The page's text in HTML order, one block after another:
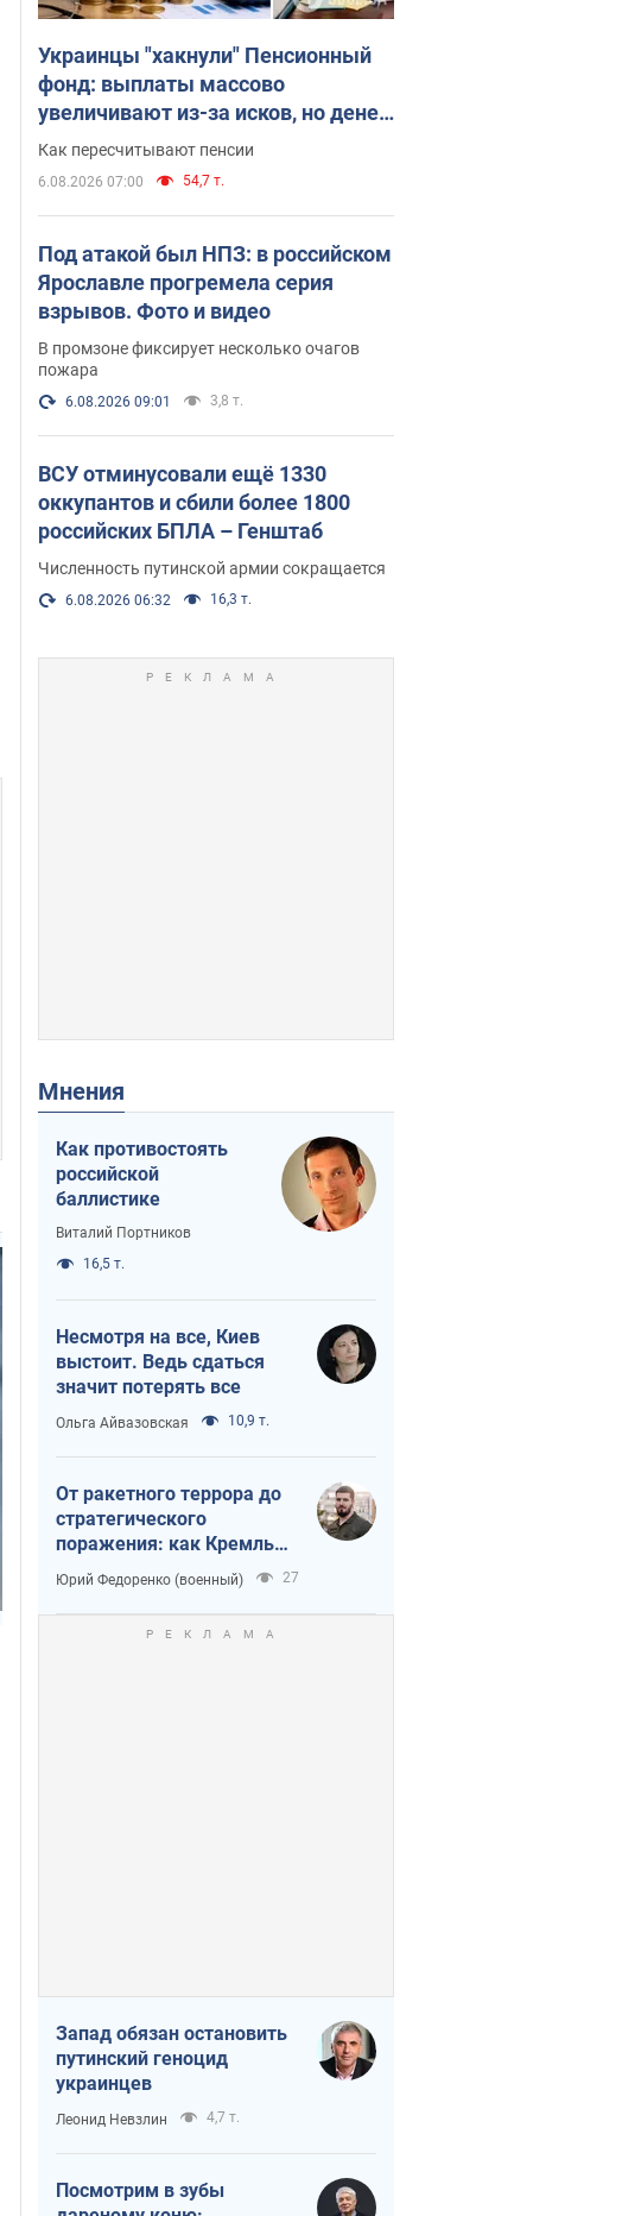
Украинцы "хакнули" Пенсионный
фонд: выплаты массово
увеличивают из-за исков, но денег
не хватает
Как пересчитывают пенсии
6.08.2026 07:00 54,7 т.
Под атакой был НПЗ: в российском
Ярославле прогремела серия
взрывов. Фото и видео
В промзоне фиксирует несколько очагов
пожара
6.08.2026 09:01 3,8 т.
ВСУ отминусовали ещё 1330
оккупантов и сбили более 1800
российских БПЛА – Генштаб
Численность путинской армии сокращается
6.08.2026 06:32 16,3 т.
Мнения
Как противостоять
российской
баллистике
Виталий Портников
16,5 т.
Несмотря на все, Киев
выстоит. Ведь сдаться
значит потерять все
Ольга Айвазовская 10,9 т.
От ракетного террора до
стратегического
поражения: как Кремль
загнал себя в ловушку
Юрий Федоренко (военный) 27
Запад обязан остановить
путинский геноцид
украинцев
Леонид Невзлин 4,7 т.
Посмотрим в зубы